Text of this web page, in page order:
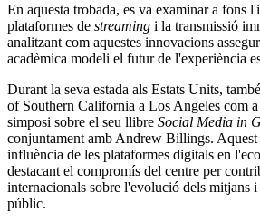
En aquesta trobada, es va examinar a fons
plataformes de streaming i la transmissió
analitzant com aquestes innovacions
acadèmica modeli el futur de l'experiència
Durant la seva estada als Estats Units,
of Southern California a Los Angeles com
simposi sobre el seu llibre Social Media in
conjuntament amb Andrew Billings.
influència de les plataformes digitals en
destacant el compromís del centre per
internacionals sobre l'evolució dels mitjans
públic.